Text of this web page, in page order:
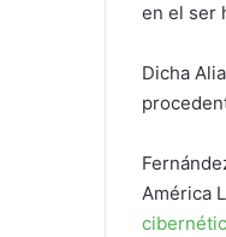
en el ser
Dicha
América